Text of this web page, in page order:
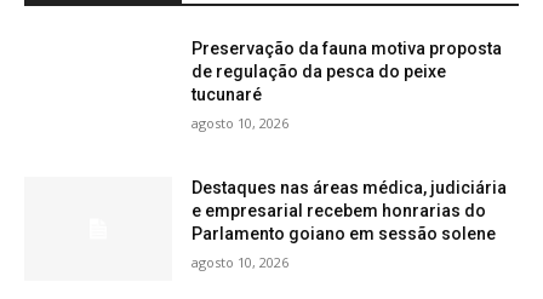
Preservação da fauna motiva proposta
de regulação da pesca do peixe
tucunaré
agosto 10, 2026
Destaques nas áreas médica, judiciária
e empresarial recebem honrarias do
Parlamento goiano em sessão solene
agosto 10, 2026